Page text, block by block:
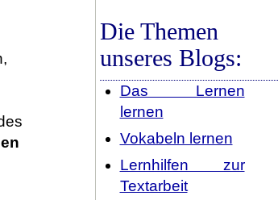
Die Themen
unseres Blogs:
Das Lernen
lernen
Vokabeln lernen
Lernhilfen zur
Textarbeit